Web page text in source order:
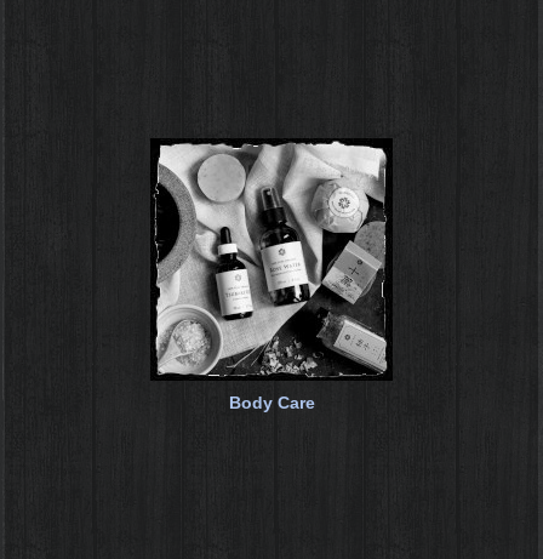
Body Care